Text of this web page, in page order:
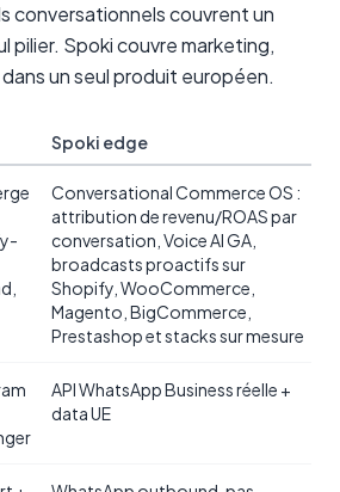
conversationnels couvrent un
pilier. Spoki couvre marketing,
un seul produit européen.
Spoki edge
Conversational Commerce OS :
attribution de revenu/ROAS par
conversation, Voice AI GA,
broadcasts proactifs sur
Shopify, WooCommerce,
Magento, BigCommerce,
Prestashop et stacks sur mesure
API WhatsApp Business réelle +
data UE